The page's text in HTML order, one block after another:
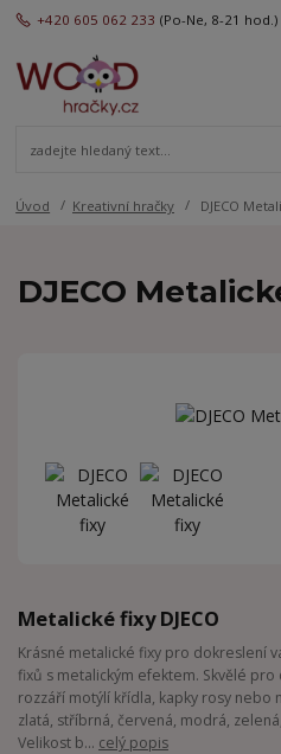
+420 605 062 233 (Po-Ne, 8-21 hod.)
Úvod Kreativní hračky DJECO
DJECO
Metalické fixy DJECO
Krásné metalické fixy pro dokreslení
fixů s metalickým efektem. Skvělé
rozzáří motýlí křídla, kapky rosy nebo
zlatá, stříbrná, červená, modrá,
Velikost b... celý popis